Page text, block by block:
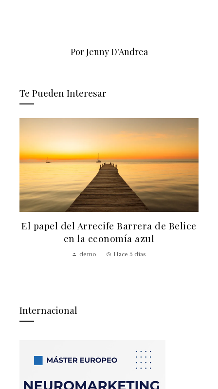
Por Jenny D'Andrea
Te Pueden Interesar
El papel del Arrecife Barrera de Belice
en la economía azul
demo Hace 5 días
Internacional